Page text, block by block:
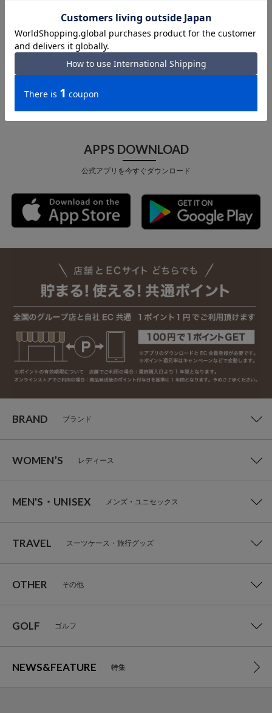
MAIL MAGAZINE
メルマガ登録で最新情報をお届け
APPS DOWNLOAD
公式アプリを今すぐダウンロード
BRAND ブランド
WOMEN’S レディース
MEN'S・UNISEX メンズ・ユニセックス
TRAVEL スーツケース・旅行グッズ
OTHER その他
GOLF ゴルフ
NEWS&FEATURE 特集